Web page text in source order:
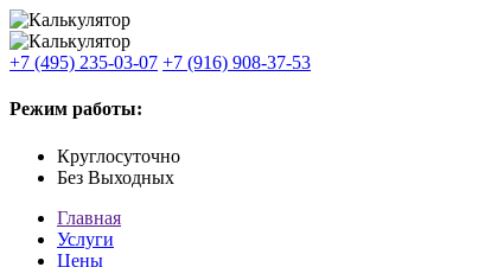
+7 (495) 235-03-07 +7 (916) 908-37-53
Режим работы:
Круглосуточно
Без Выходных
Главная
Услуги
Цены